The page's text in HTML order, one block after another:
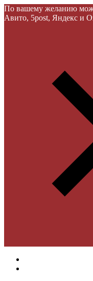
По вашему желанию
Авито, 5post, Яндекс и